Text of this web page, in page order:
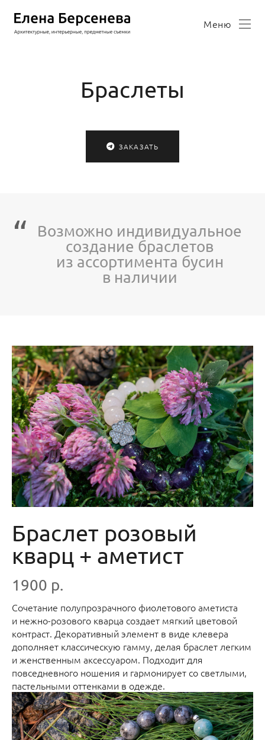
Меню
Браслеты
ЗАКАЗАТЬ
Возможно индивидуальное
создание браслетов
из ассортимента бусин
в наличии
Браслет розовый
кварц + аметист
1900 р.
Сочетание полупрозрачного фиолетового аметиста
и нежно-розового кварца создает мягкий цветовой
контраст. Декоративный элемент в виде клевера
дополняет классическую гамму, делая браслет легким
и женственным аксессуаром. Подходит для
повседневного ношения и гармонирует со светлыми,
пастельными оттенками в одежде.